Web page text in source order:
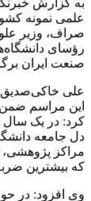
علمی نمونه
صراف، وزیر
رؤسای
صنعت ایران
علی
این مراسم ضمن
کرد: در یک سال
دل جامعه
مراکز پژوهشی،
که بیشترین
وی افزود: در